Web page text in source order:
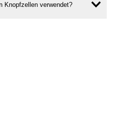
Knopfzellen verwendet?